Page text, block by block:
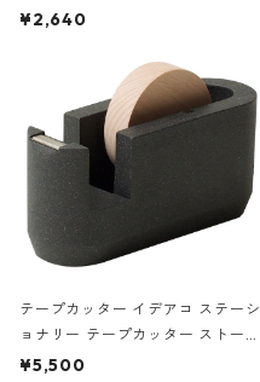
ハードカバー 罫線 ヴァン・ゴッホ
¥2,640
テープカッター イデアコ ステーシ
ョナリー テープカッター ストーン
サンドカラー 石調 ideaco Station
¥5,500